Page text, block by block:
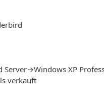
Server→Windows XP
verkauft